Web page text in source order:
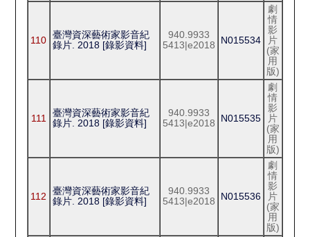
110 臺灣資深藝術家影音紀
錄片. 2018 [錄影資料]
940.9933
5413|e2018
N015534
劇
情
影
片
(家
用
版)
111
臺灣資深藝術家影音紀
錄片. 2018 [錄影資料]
940.9933
5413|e2018
N015535
劇
情
影
片
(家
用
版)
112
臺灣資深藝術家影音紀
錄片. 2018 [錄影資料]
940.9933
5413|e2018
N015536
劇
情
影
片
(家
用
版)